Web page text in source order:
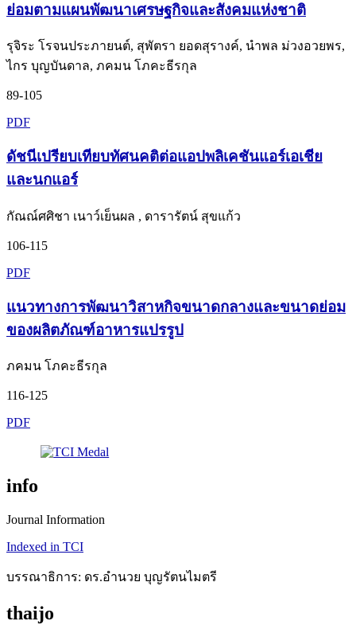
ย่อมตามแผนพัฒนาเศรษฐกิจและสังคมแห่งชาติ
รุจิระ โรจนประภายนต์, สุพัตรา ยอดสุรางค์, นำพล ม่วงอวยพร,
ไกร บุญบันดาล, ภคมน โภคะธีรกุล
89-105
PDF
ดัชนีเปรียบเทียบทัศนคติต่อแอปพลิเคชันแอร์เอเชีย
และนกแอร์
กัณณ์ศศิชา เนาว์เย็นผล , ดารารัตน์ สุขแก้ว
106-115
PDF
แนวทางการพัฒนาวิสาหกิจขนาดกลางและขนาดย่อม
ของผลิตภัณฑ์อาหารแปรรูป
ภคมน โภคะธีรกุล
116-125
PDF
info
Journal Information
Indexed in TCI
บรรณาธิการ: ดร.อำนวย บุญรัตนไมตรี
thaijo